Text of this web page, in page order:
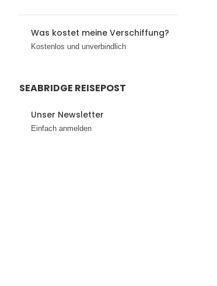
Was kostet meine Verschiffung?
Kostenlos und unverbindlich
SEABRIDGE REISEPOST
Unser Newsletter
Einfach anmelden